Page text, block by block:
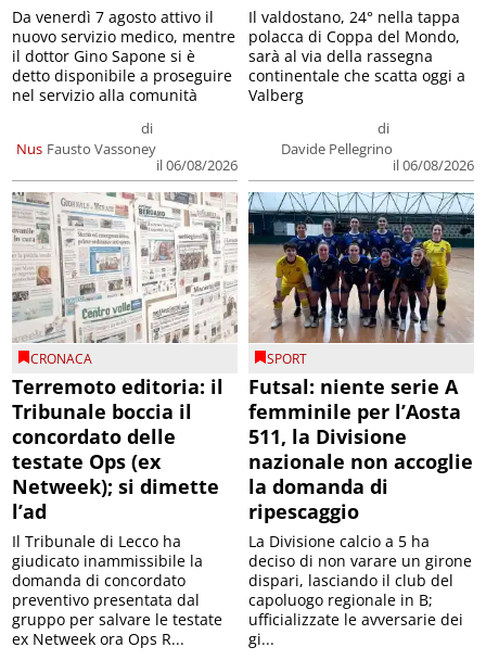
Nus
di
Fausto Vassoney
il 06/08/2026
Da venerdì 7 agosto attivo il
nuovo servizio medico, mentre
il dottor Gino Sapone si è
detto disponibile a proseguire
nel servizio alla comunità
di
Davide Pellegrino
il 06/08/2026
Il valdostano, 24° nella tappa
polacca di Coppa del Mondo,
sarà al via della rassegna
continentale che scatta oggi a
Valberg
CRONACA
Terremoto editoria: il
Tribunale boccia il
concordato delle
testate Ops (ex
Netweek); si dimette
l’ad
Il Tribunale di Lecco ha
giudicato inammissibile la
domanda di concordato
preventivo presentata dal
gruppo per salvare le testate
ex Netweek ora Ops R...
SPORT
Futsal: niente serie A
femminile per l’Aosta
511, la Divisione
nazionale non accoglie
la domanda di
ripescaggio
La Divisione calcio a 5 ha
deciso di non varare un girone
dispari, lasciando il club del
capoluogo regionale in B;
ufficializzate le avversarie dei
gi...